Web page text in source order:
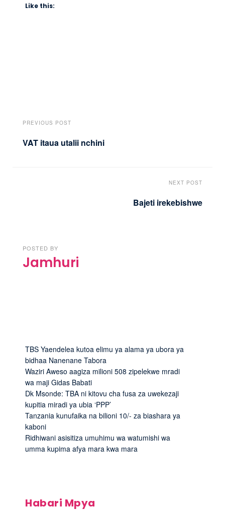
Like this:
PREVIOUS POST
VAT itaua utalii nchini
NEXT POST
Bajeti irekebishwe
POSTED BY
Jamhuri
TBS Yaendelea kutoa elimu ya alama ya ubora ya
bidhaa Nanenane Tabora
Waziri Aweso aagiza milioni 508 zipelekwe mradi
wa maji Gidas Babati
Dk Msonde: TBA ni kitovu cha fusa za uwekezaji
kupitia miradi ya ubia ‘PPP’
Tanzania kunufaika na bilioni 10/- za biashara ya
kaboni
Ridhiwani asisitiza umuhimu wa watumishi wa
umma kupima afya mara kwa mara
Habari Mpya